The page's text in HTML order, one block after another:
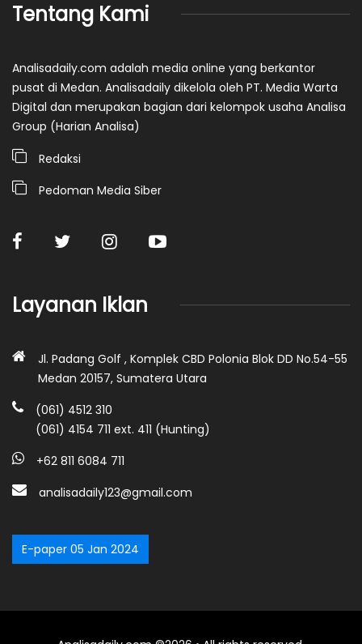
Tentang Kami
Analisadaily.com adalah media online yang berkantor
pusat di Medan. Analisadaily dikelola oleh PT. Media Warta
Digital dan merupakan bagian dari kelompok usaha Analisa
Group (Harian Analisa)
Redaksi
Pedoman Media Siber
Layanan Iklan
Jl. Padang Golf , Komplek CBD Polonia Blok DD No.54-55
Medan 20157, Sumatera Utara
(061) 4512 310
(061) 4154 711 ext. 411 (Hunting)
+62 811 6084 711
analisadaily123@gmail.com
E-paper 05 Jan 2024